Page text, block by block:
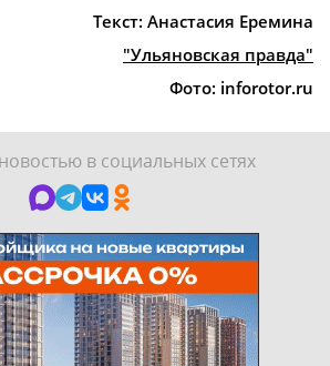
Текст: Анастасия Еремина
"Ульяновская правда"
Фото: inforotor.ru
в социальных сетях